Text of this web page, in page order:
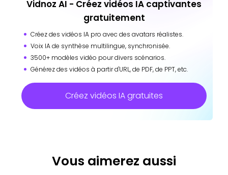
Vidnoz AI - Créez vidéos IA captivantes
gratuitement
Créez des vidéos IA pro avec des avatars réalistes.
Voix IA de synthèse multilingue, synchronisée.
3500+ modèles vidéo pour divers scénarios.
Générez des vidéos à partir d'URL, de PDF, de PPT, etc.
Créez vidéos IA gratuites
Vous aimerez aussi